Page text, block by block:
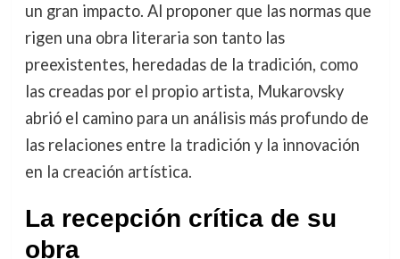
un gran impacto. Al proponer que las normas que
rigen una obra literaria son tanto las
preexistentes, heredadas de la tradición, como
las creadas por el propio artista, Mukarovsky
abrió el camino para un análisis más profundo de
las relaciones entre la tradición y la innovación
en la creación artística.
La recepción crítica de su
obra